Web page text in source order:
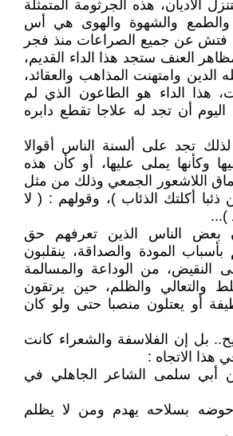
الأديان، هذه الجرثومة المتمثلة
والشهوة والهوى هي أس
فتش عن جميع الصراعات منذ فجر
العنف ستجد هذا الداء القديم،
وامتهنت المذاهب والعقائد،
هذا الداء هو الطاعون الذي لم
أن تجد له علاجا تقطع دابره
تجد على ألسنة الناس أقوالا
وكأنها يملى عليها، أو كأن هذه
اللاشعور الجمعي وذلك من مثل
أكلتك الذئاب )، وقولهم : ( لا
)...
الناس الذين تعرفهم حق
المودة والصداقة، ينقلبون
النقيض، من الوداعة والمسالمة
والتعالي والظلم، حين يرتقون
أو يعتلون منصبا حتى ولو كان
بل إن الفلاسفة والشعراء كانت
الاتجاه :
أبي سلمى الشاعر الجاهلي في
بسلاحه يهدم ومن لا يظلم